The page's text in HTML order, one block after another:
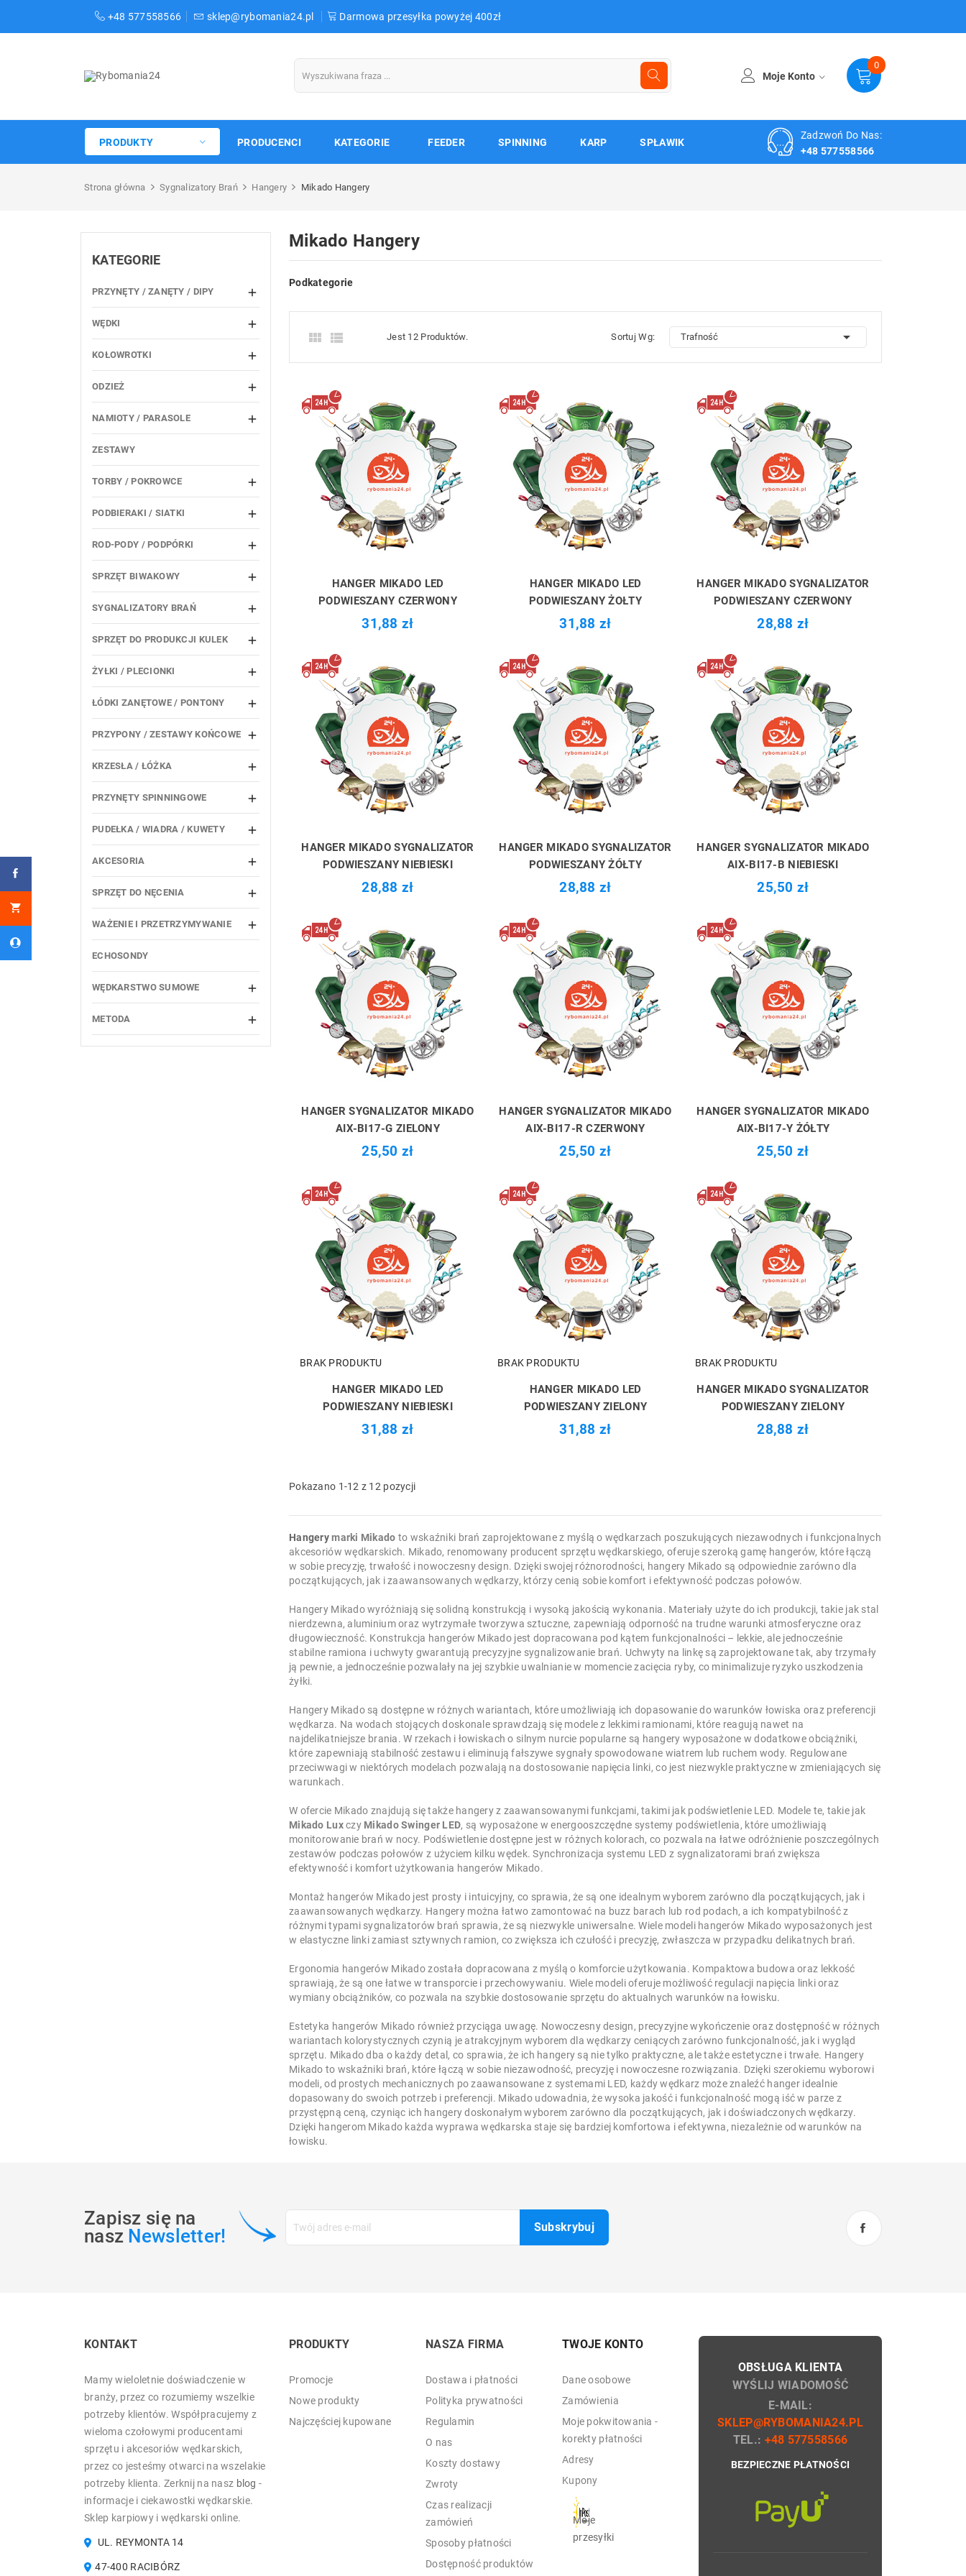
+48 577558566 sklep@rybomania24.pl Darmowa przesyłka powyżej 400zł
0
Moje Konto
PRODUKTY PRODUCENCI KATEGORIE FEEDER SPINNING KARP SPŁAWIK
Zadzwoń Do Nas:
+48 577558566
Strona główna Sygnalizatory Brań Hangery Mikado Hangery
KATEGORIE
PRZYNĘTY / ZANĘTY / DIPY 
WĘDKI 
KOŁOWROTKI 
ODZIEŻ 
NAMIOTY / PARASOLE 
ZESTAWY
TORBY / POKROWCE 
PODBIERAKI / SIATKI 
ROD-PODY / PODPÓRKI 
SPRZĘT BIWAKOWY 
SYGNALIZATORY BRAŃ 
SPRZĘT DO PRODUKCJI KULEK 
ŻYŁKI / PLECIONKI 
ŁÓDKI ZANĘTOWE / PONTONY 
PRZYPONY / ZESTAWY KOŃCOWE 
KRZESŁA / ŁÓŻKA 
PRZYNĘTY SPINNINGOWE 
PUDEŁKA / WIADRA / KUWETY 
AKCESORIA 
SPRZĘT DO NĘCENIA 
WAŻENIE I PRZETRZYMYWANIE 
ECHOSONDY
WĘDKARSTWO SUMOWE 
METODA 
Mikado Hangery
Podkategorie
  Jest 12 Produktów. Sortuj Wg: Trafność 
HANGER MIKADO LED
PODWIESZANY CZERWONY
31,88 zł
HANGER MIKADO LED
PODWIESZANY ŻOŁTY
31,88 zł
HANGER MIKADO SYGNALIZATOR
PODWIESZANY CZERWONY
28,88 zł
HANGER MIKADO SYGNALIZATOR
PODWIESZANY NIEBIESKI
28,88 zł
HANGER MIKADO SYGNALIZATOR
PODWIESZANY ŻÓŁTY
28,88 zł
HANGER SYGNALIZATOR MIKADO
AIX-BI17-B NIEBIESKI
25,50 zł
HANGER SYGNALIZATOR MIKADO
AIX-BI17-G ZIELONY
25,50 zł
HANGER SYGNALIZATOR MIKADO
AIX-BI17-R CZERWONY
25,50 zł
HANGER SYGNALIZATOR MIKADO
AIX-BI17-Y ŻÓŁTY
25,50 zł
BRAK PRODUKTU
HANGER MIKADO LED
PODWIESZANY NIEBIESKI
31,88 zł
BRAK PRODUKTU
HANGER MIKADO LED
PODWIESZANY ZIELONY
31,88 zł
BRAK PRODUKTU
HANGER MIKADO SYGNALIZATOR
PODWIESZANY ZIELONY
28,88 zł
Pokazano 1-12 z 12 pozycji
Hangerymarki Mikado to wskaźniki brań zaprojektowane z myślą o wędkarzach poszukujących niezawodnych i funkcjonalnych
akcesoriów wędkarskich. Mikado, renomowany producent sprzętu wędkarskiego, oferuje szeroką gamę hangerów, które łączą
w sobie precyzję, trwałość i nowoczesny design. Dzięki swojej różnorodności, hangery Mikado są odpowiednie zarówno dla
początkujących, jak i zaawansowanych wędkarzy, którzy cenią sobie komfort i efektywność podczas połowów.
Hangery Mikado wyróżniają się solidną konstrukcją i wysoką jakością wykonania. Materiały użyte do ich produkcji, takie jak stal
nierdzewna, aluminium oraz wytrzymałe tworzywa sztuczne, zapewniają odporność na trudne warunki atmosferyczne oraz
długowieczność. Konstrukcja hangerów Mikado jest dopracowana pod kątem funkcjonalności – lekkie, ale jednocześnie
stabilne ramiona i uchwyty gwarantują precyzyjne sygnalizowanie brań. Uchwyty na linkę są zaprojektowane tak, aby trzymały
ją pewnie, a jednocześnie pozwalały na jej szybkie uwalnianie w momencie zacięcia ryby, co minimalizuje ryzyko uszkodzenia
żyłki.
Hangery Mikado są dostępne w różnych wariantach, które umożliwiają ich dopasowanie do warunków łowiska oraz preferencji
wędkarza. Na wodach stojących doskonale sprawdzają się modele z lekkimi ramionami, które reagują nawet na
najdelikatniejsze brania. W rzekach i łowiskach o silnym nurcie popularne są hangery wyposażone w dodatkowe obciążniki,
które zapewniają stabilność zestawu i eliminują fałszywe sygnały spowodowane wiatrem lub ruchem wody. Regulowane
przeciwwagi w niektórych modelach pozwalają na dostosowanie napięcia linki, co jest niezwykle praktyczne w zmieniających się
warunkach.
W ofercie Mikado znajdują się także hangery z zaawansowanymi funkcjami, takimi jak podświetlenie LED. Modele te, takie jak
Mikado Luxczy Mikado Swinger LED, są wyposażone w energooszczędne systemy podświetlenia, które umożliwiają
monitorowanie brań w nocy. Podświetlenie dostępne jest w różnych kolorach, co pozwala na łatwe odróżnienie poszczególnych
zestawów podczas połowów z użyciem kilku wędek. Synchronizacja systemu LED z sygnalizatorami brań zwiększa
efektywność i komfort użytkowania hangerów Mikado.
Montaż hangerów Mikado jest prosty i intuicyjny, co sprawia, że są one idealnym wyborem zarówno dla początkujących, jak i
zaawansowanych wędkarzy. Hangery można łatwo zamontować na buzz barach lub rod podach, a ich kompatybilność z
różnymi typami sygnalizatorów brań sprawia, że są niezwykle uniwersalne. Wiele modeli hangerów Mikado wyposażonych jest
w elastyczne linki zamiast sztywnych ramion, co zwiększa ich czułość i precyzję, zwłaszcza w przypadku delikatnych brań.
Ergonomia hangerów Mikado została dopracowana z myślą o komforcie użytkowania. Kompaktowa budowa oraz lekkość
sprawiają, że są one łatwe w transporcie i przechowywaniu. Wiele modeli oferuje możliwość regulacji napięcia linki oraz
wymiany obciążników, co pozwala na szybkie dostosowanie sprzętu do aktualnych warunków na łowisku.
Estetyka hangerów Mikado również przyciąga uwagę. Nowoczesny design, precyzyjne wykończenie oraz dostępność w różnych
wariantach kolorystycznych czynią je atrakcyjnym wyborem dla wędkarzy ceniących zarówno funkcjonalność, jak i wygląd
sprzętu. Mikado dba o każdy detal, co sprawia, że ich hangery są nie tylko praktyczne, ale także estetyczne i trwałe. Hangery
Mikado to wskaźniki brań, które łączą w sobie niezawodność, precyzję i nowoczesne rozwiązania. Dzięki szerokiemu wyborowi
modeli, od prostych mechanicznych po zaawansowane z systemami LED, każdy wędkarz może znaleźć hanger idealnie
dopasowany do swoich potrzeb i preferencji. Mikado udowadnia, że wysoka jakość i funkcjonalność mogą iść w parze z
przystępną ceną, czyniąc ich hangery doskonałym wyborem zarówno dla początkujących, jak i doświadczonych wędkarzy.
Dzięki hangerom Mikado każda wyprawa wędkarska staje się bardziej komfortowa i efektywna, niezależnie od warunków na
łowisku.
Zapisz się na
nasz Newsletter!
KONTAKT
Mamy wieloletnie doświadczenie w
branży, przez co rozumiemy wszelkie
potrzeby klientów. Współpracujemy z
wieloma czołowymi producentami
sprzętu i akcesoriów wędkarskich,
przez co jesteśmy otwarci na wszelakie
potrzeby klienta. Zerknij na nasz blog -
informacje i ciekawostki wędkarskie.
Sklep karpiowy i wędkarski online.
UL. REYMONTA 14
47-400 RACIBÓRZ
PRODUKTY
Promocje
Nowe produkty
Najczęściej kupowane
NASZA FIRMA
Dostawa i płatności
Polityka prywatności
Regulamin
O nas
Koszty dostawy
Zwroty
Czas realizacji
zamówień
Sposoby płatności
Dostępność produktów
TWOJE KONTO
Dane osobowe
Zamówienia
Moje pokwitowania -
korekty płatności
Adresy
Kupony
Moje
przesyłki
OBSŁUGA KLIENTA
WYŚLIJ WIADOMOŚĆ
E-MAIL:
SKLEP@RYBOMANIA24.PL
TEL.: +48 577558566
BEZPIECZNE PŁATNOŚCI